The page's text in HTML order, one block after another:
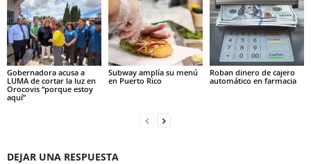
Gobernadora acusa a
LUMA de cortar la luz en
Orocovis “porque estoy
aquí”
Subway amplía su menú
en Puerto Rico
Roban dinero de cajero
automático en farmacia
DEJAR UNA RESPUESTA